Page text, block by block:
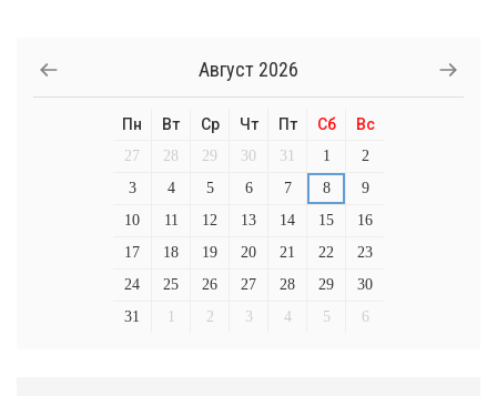
Август 2026
Пн Вт Ср Чт Пт Сб Вс
27 28 29 30 31 1
2
3
4 5 6 7 8
9
10
11 12 13 14 15
16
17
18 19 20 21 22
23
24
25 26 27 28 29
30
31
1 2 3 4 5 6